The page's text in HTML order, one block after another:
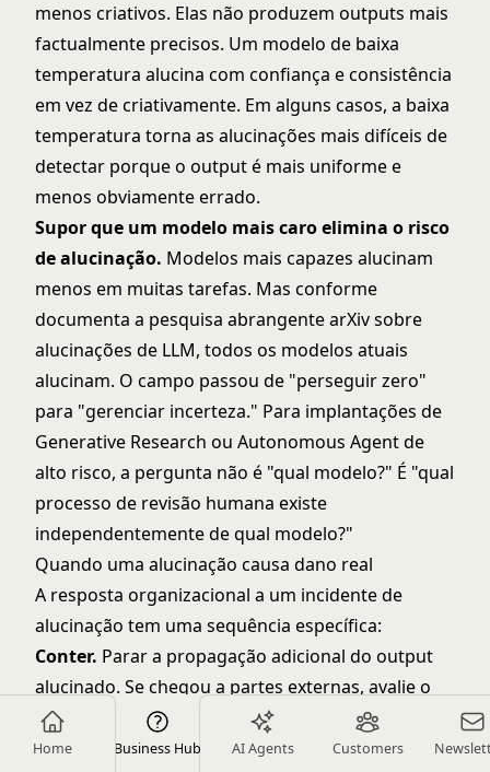
Home Business Hub AI Agents Customers
menos criativos. Elas não produzem outputs mais
factualmente precisos. Um modelo de baixa
temperatura alucina com confiança e consistência
em vez de criativamente. Em alguns casos, a baixa
temperatura torna as alucinações mais difíceis de
detectar porque o output é mais uniforme e
menos obviamente errado.
Supor que um modelo mais caro elimina o risco
de alucinação. Modelos mais capazes alucinam
menos em muitas tarefas. Mas conforme
documenta a pesquisa abrangente arXiv sobre
alucinações de LLM, todos os modelos atuais
alucinam. O campo passou de "perseguir zero"
para "gerenciar incerteza." Para implantações de
Generative Research ou Autonomous Agent de
alto risco, a pergunta não é "qual modelo?" É "qual
processo de revisão humana existe
independentemente de qual modelo?"
Quando uma alucinação causa dano real
A resposta organizacional a um incidente de
alucinação tem uma sequência específica:
Conter. Parar a propagação adicional do output
alucinado. Se chegou a partes externas, avalie o
que receberam e se a correção é necessária.
Auditar retroativamente.Rastreie a cadeia